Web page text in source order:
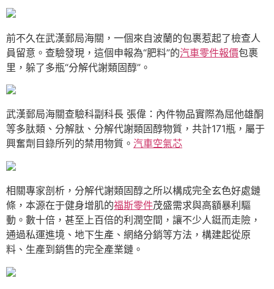
前不久在武漢郵局海關，一個來自波蘭的包裹惹起了檢查人
員留意。查驗發現，這個申報為“肥料”的汽車零件報價包裹
里，躲了多瓶“分解代謝類固醇”。
武漢郵局海關查驗科副科長 張偉：內件物品實際為屈他雄酮
等多肽類、分解肽、分解代謝類固醇物質，共計171瓶，屬于
興奮劑目錄所列的禁用物質。 汽車空氣芯
相關專家剖析，分解代謝類固醇之所以構成完全玄色好處鏈
條，本源在于健身增肌的福斯零件茂盛需求與高額暴利驅
動。數十倍，甚至上百倍的利潤空間，讓不少人鋌而走險，
通過私運進境、地下生產、網絡分銷等方法，構建起從原
料、生產到銷售的完全產業鏈。